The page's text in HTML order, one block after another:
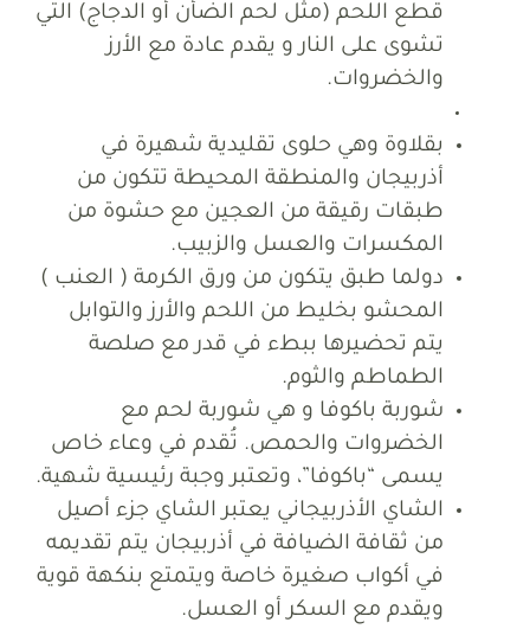
قطع اللحم (مثل لحم الضأن أو الدجاج) التي
تشوى على النار و يقدم عادة مع الأرز
والخضروات.
بقلاوة وهي حلوى تقليدية شهيرة في
أذربيجان والمنطقة المحيطة تتكون من
طبقات رقيقة من العجين مع حشوة من
المكسرات والعسل والزبيب.
دولما طبق يتكون من ورق الكرمة ( العنب )
المحشو بخليط من اللحم والأرز والتوابل
يتم تحضيرها ببطء في قدر مع صلصة
الطماطم والثوم.
شوربة باكوفا و هي شوربة لحم مع
الخضروات والحمص. تُقدم في وعاء خاص
يسمى “باكوفا”، وتعتبر وجبة رئيسية شهية.
الشاي الأذربيجاني يعتبر الشاي جزء أصيل
من ثقافة الضيافة في أذربيجان يتم تقديمه
في أكواب صغيرة خاصة ويتمتع بنكهة قوية
ويقدم مع السكر أو العسل.